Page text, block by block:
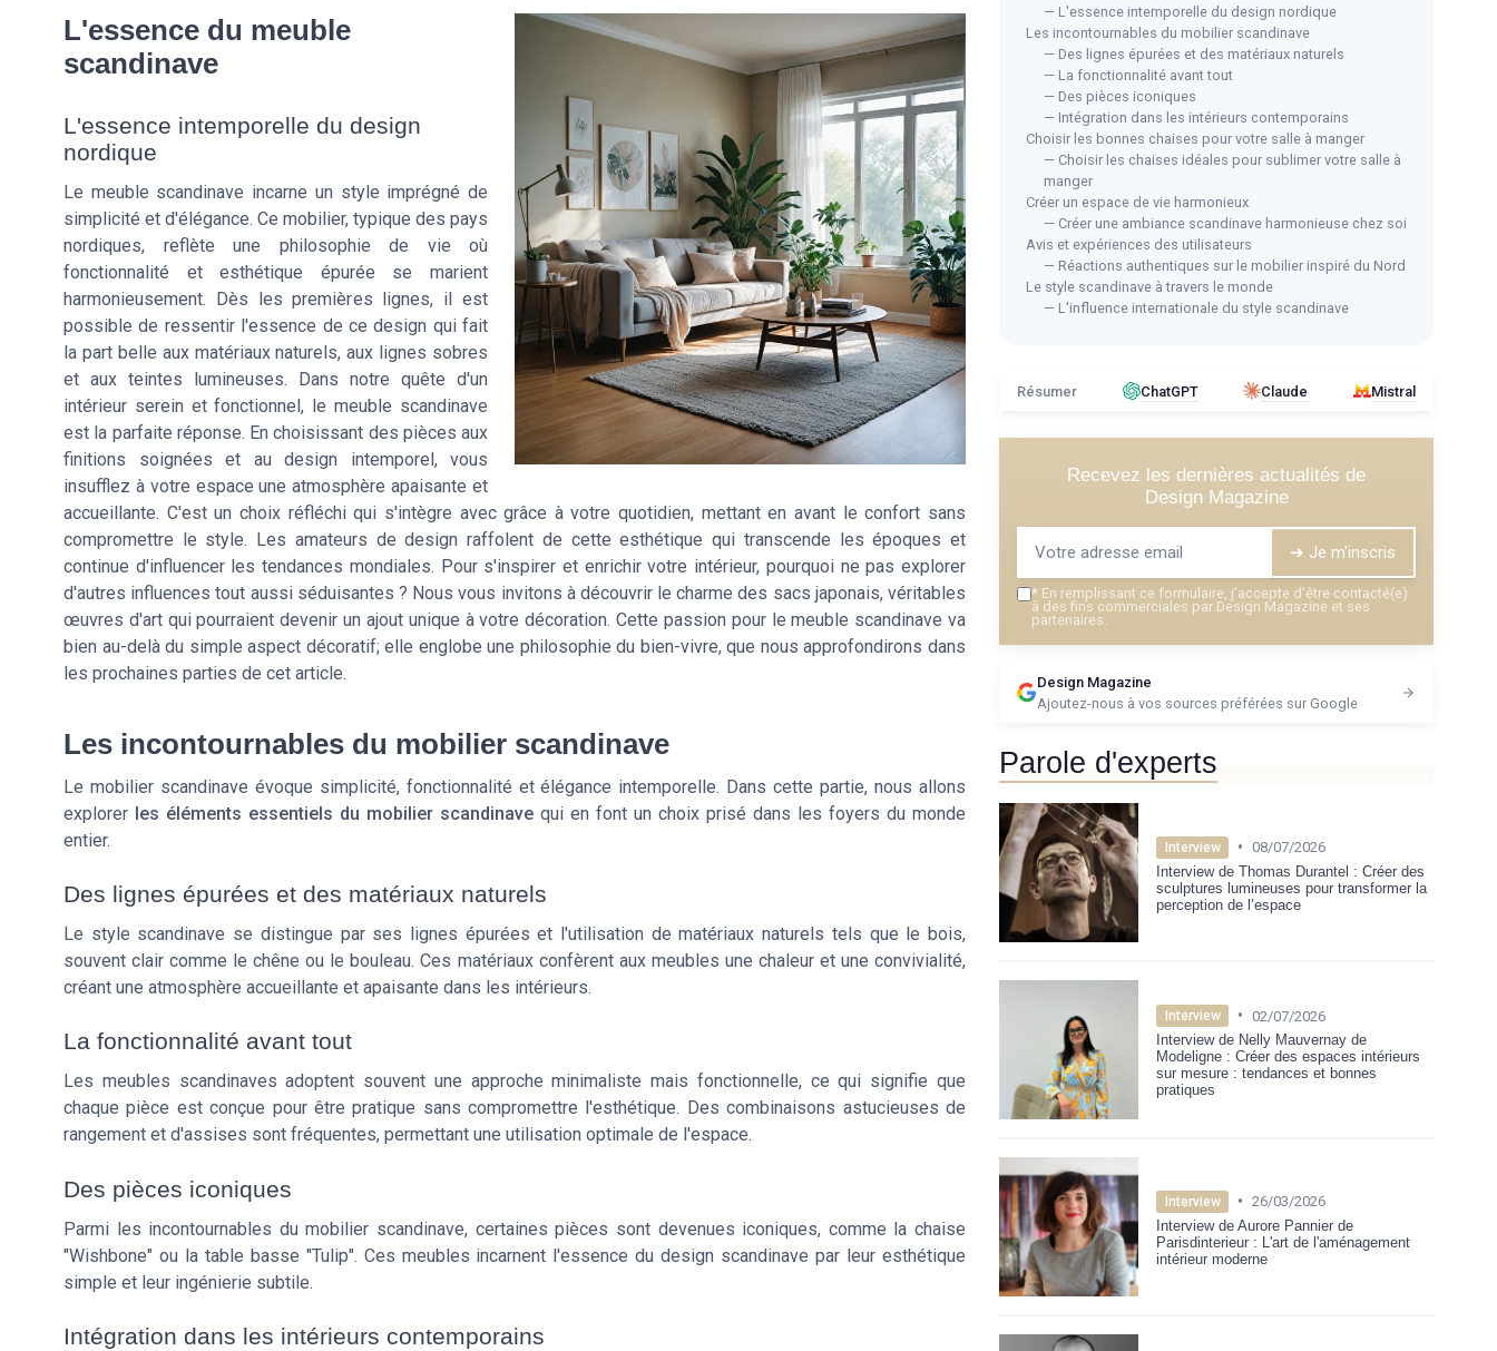
L'essence du meuble
scandinave
L'essence intemporelle du design
nordique
Le meuble scandinave incarne un style imprégné de
simplicité et d'élégance. Ce mobilier, typique des pays
nordiques, reflète une philosophie de vie où
fonctionnalité et esthétique épurée se marient
harmonieusement. Dès les premières lignes, il est
possible de ressentir l'essence de ce design qui fait
la part belle aux matériaux naturels, aux lignes sobres
et aux teintes lumineuses. Dans notre quête d'un
intérieur serein et fonctionnel, le meuble scandinave
est la parfaite réponse. En choisissant des pièces aux
finitions soignées et au design intemporel, vous
insufflez à votre espace une atmosphère apaisante et
accueillante. C'est un choix réfléchi qui s'intègre avec grâce à votre quotidien, mettant en avant le confort sans
compromettre le style. Les amateurs de design raffolent de cette esthétique qui transcende les époques et
continue d'influencer les tendances mondiales. Pour s'inspirer et enrichir votre intérieur, pourquoi ne pas explorer
d'autres influences tout aussi séduisantes ? Nous vous invitons à découvrir le charme des sacs japonais, véritables
œuvres d'art qui pourraient devenir un ajout unique à votre décoration. Cette passion pour le meuble scandinave va
bien au-delà du simple aspect décoratif; elle englobe une philosophie du bien-vivre, que nous approfondirons dans
les prochaines parties de cet article.
Les incontournables du mobilier scandinave
Le mobilier scandinave évoque simplicité, fonctionnalité et élégance intemporelle. Dans cette partie, nous allons
explorer les éléments essentiels du mobilier scandinave qui en font un choix prisé dans les foyers du monde
entier.
Des lignes épurées et des matériaux naturels
Le style scandinave se distingue par ses lignes épurées et l'utilisation de matériaux naturels tels que le bois,
souvent clair comme le chêne ou le bouleau. Ces matériaux confèrent aux meubles une chaleur et une convivialité,
créant une atmosphère accueillante et apaisante dans les intérieurs.
La fonctionnalité avant tout
Les meubles scandinaves adoptent souvent une approche minimaliste mais fonctionnelle, ce qui signifie que
chaque pièce est conçue pour être pratique sans compromettre l'esthétique. Des combinaisons astucieuses de
rangement et d'assises sont fréquentes, permettant une utilisation optimale de l'espace.
Des pièces iconiques
Parmi les incontournables du mobilier scandinave, certaines pièces sont devenues iconiques, comme la chaise
"Wishbone" ou la table basse "Tulip". Ces meubles incarnent l'essence du design scandinave par leur esthétique
simple et leur ingénierie subtile.
Intégration dans les intérieurs contemporains
— L'essence intemporelle du design nordique
Les incontournables du mobilier scandinave
— Des lignes épurées et des matériaux naturels
— La fonctionnalité avant tout
— Des pièces iconiques
— Intégration dans les intérieurs contemporains
Choisir les bonnes chaises pour votre salle à manger
— Choisir les chaises idéales pour sublimer votre salle à
manger
Créer un espace de vie harmonieux
— Créer une ambiance scandinave harmonieuse chez soi
Avis et expériences des utilisateurs
— Réactions authentiques sur le mobilier inspiré du Nord
Le style scandinave à travers le monde
— L'influence internationale du style scandinave
Résumer ChatGPT Claude Mistral
Recevez les dernières actualités de
Design Magazine
➔ Je m'inscris
* En remplissant ce formulaire, j’accepte d’être contacté(e)
à des fins commerciales par Design Magazine et ses
partenaires.
Design Magazine
Ajoutez-nous à vos sources préférées sur Google
Parole d'experts
Interview • 08/07/2026
Interview de Thomas Durantel : Créer des
sculptures lumineuses pour transformer la
perception de l’espace
Interview • 02/07/2026
Interview de Nelly Mauvernay de
Modeligne : Créer des espaces intérieurs
sur mesure : tendances et bonnes
pratiques
Interview • 26/03/2026
Interview de Aurore Pannier de
Parisdinterieur : L'art de l'aménagement
intérieur moderne